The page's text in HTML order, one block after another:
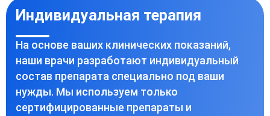
Индивидуальная терапия
На основе ваших клинических показаний,
наши врачи разработают индивидуальный
состав препарата специально под ваши
нужды. Мы используем только
сертифицированные препараты и